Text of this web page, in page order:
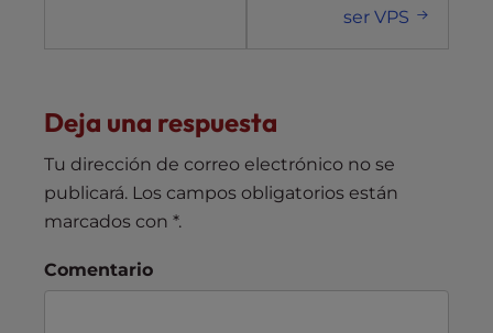
ser VPS
Deja una respuesta
Tu dirección de correo electrónico no se
publicará. Los campos obligatorios están
marcados con *.
Comentario